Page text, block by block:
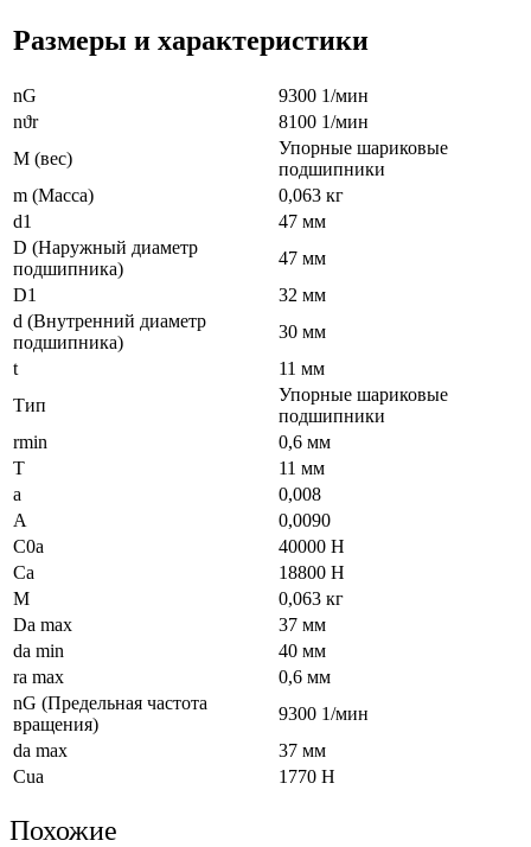
Размеры и характеристики
nG
9300 1/мин
nϑr
8100 1/мин
M (вес)
Упорные шариковые
подшипники
m (Масса)
0,063 кг
d1
47 мм
D (Наружный диаметр
подшипника)
47 мм
D1
32 мм
d (Внутренний диаметр
подшипника)
30 мм
t
11 мм
Тип
Упорные шариковые
подшипники
rmin
0,6 мм
T
11 мм
a
0,008
A
0,0090
C0a
40000 Н
Ca
18800 Н
M
0,063 кг
Da max
37 мм
da min
40 мм
ra max
0,6 мм
nG (Предельная частота
вращения)
9300 1/мин
da max
37 мм
Cua
1770 Н
Похожие